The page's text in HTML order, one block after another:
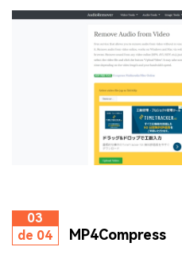
03
de 04
MP4Compress